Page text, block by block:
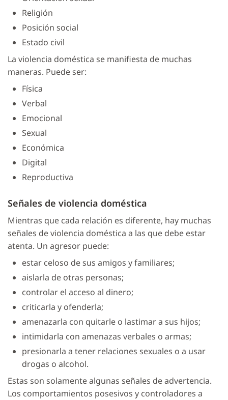
Religión
Posición social
Estado civil
La violencia doméstica se manifiesta de muchas
maneras. Puede ser:
Física
Verbal
Emocional
Sexual
Económica
Digital
Reproductiva
Señales de violencia doméstica
Mientras que cada relación es diferente, hay muchas
señales de violencia doméstica a las que debe estar
atenta. Un agresor puede:
estar celoso de sus amigos y familiares;
aislarla de otras personas;
controlar el acceso al dinero;
criticarla y ofenderla;
amenazarla con quitarle o lastimar a sus hijos;
intimidarla con amenazas verbales o armas;
presionarla a tener relaciones sexuales o a usar
drogas o alcohol.
Estas son solamente algunas señales de advertencia.
Los comportamientos posesivos y controladores a